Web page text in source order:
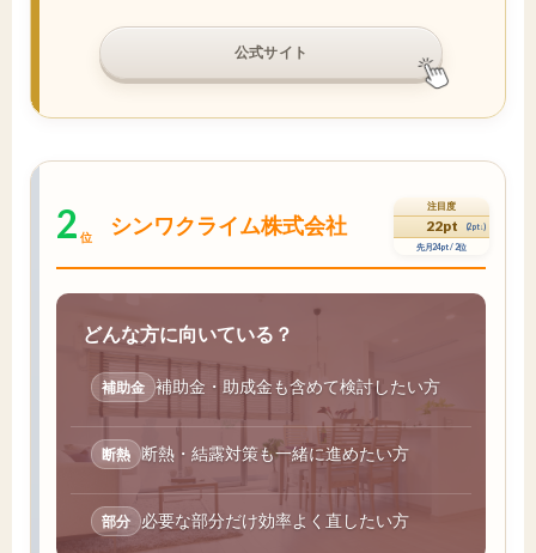
公式サイト
2 位 シンワクライム株式会社
注目度
22pt (2pt↓)
先月24pt / 2位
どんな方に向いている？
補助金 補助金・助成金も含めて検討したい方
断熱 断熱・結露対策も一緒に進めたい方
部分 必要な部分だけ効率よく直したい方